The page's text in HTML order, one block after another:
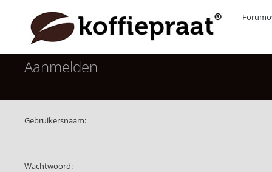
Aanmelden
Gebruikersnaam:
Wachtwoord: